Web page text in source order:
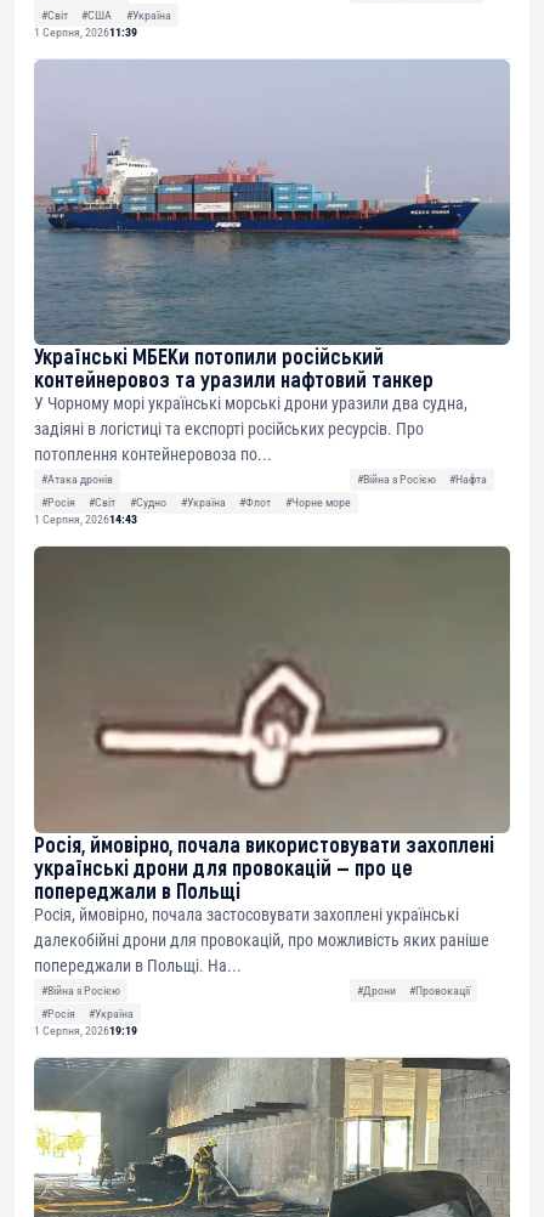
#Світ
#США
#Україна
1 Серпня, 202611:39
Українські МБЕКи потопили російський
контейнеровоз та уразили нафтовий танкер
У Чорному морі українські морські дрони уразили два судна,
задіяні в логістиці та експорті російських ресурсів. Про
потоплення контейнеровоза по...
#Атака дронів #Війна з Росією
#Нафта
#Росія
#Світ #Судно #Україна #Флот
#Чорне море
1 Серпня, 202614:43
Росія, ймовірно, почала використовувати захоплені
українські дрони для провокацій — про це
попереджали в Польщі
Росія, ймовірно, почала застосовувати захоплені українські
далекобійні дрони для провокацій, про можливість яких раніше
попереджали в Польщі. На...
#Війна з Росією #Дрони
#Провокації
#Росія
#Україна
1 Серпня, 202619:19